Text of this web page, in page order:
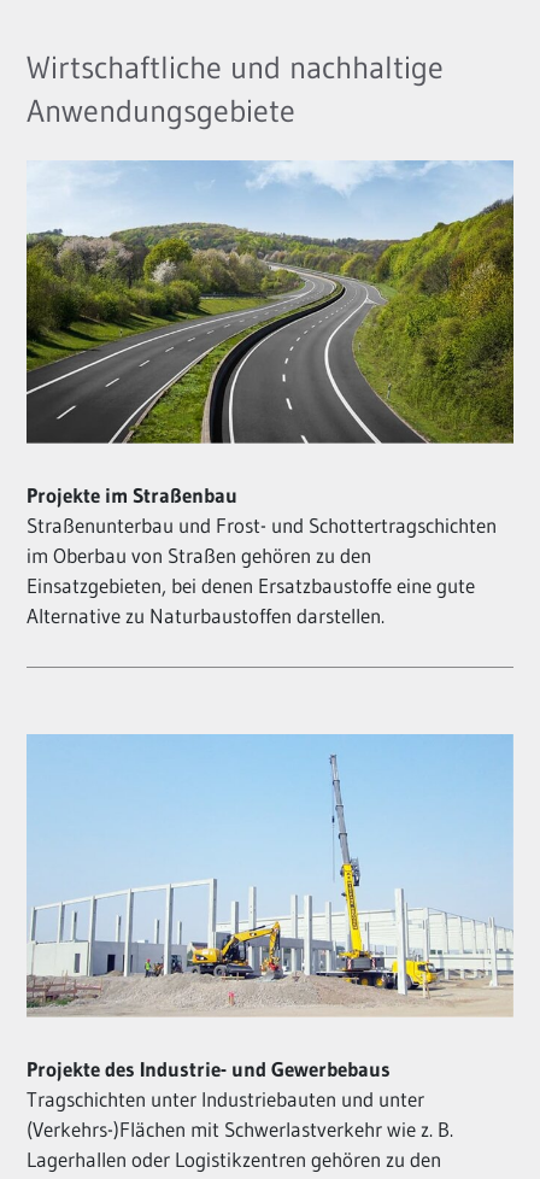
Wirtschaftliche und nachhaltige
Anwendungsgebiete
Projekte im Straßenbau
Straßenunterbau und Frost- und Schottertragschichten
im Oberbau von Straßen gehören zu den
Einsatzgebieten, bei denen Ersatzbaustoffe eine gute
Alternative zu Naturbaustoffen darstellen.
Projekte des Industrie- und Gewerbebaus
Tragschichten unter Industriebauten und unter
(Verkehrs-)Flächen mit Schwerlastverkehr wie z. B.
Lagerhallen oder Logistikzentren gehören zu den